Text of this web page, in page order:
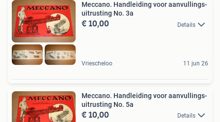
Meccano. Handleiding voor aanvullings-
uitrusting No. 3a
€ 10,00 Details
Vriescheloo 11 jun 26
Meccano. Handleiding voor aanvullings-
uitrusting No. 5a
€ 10,00 Details